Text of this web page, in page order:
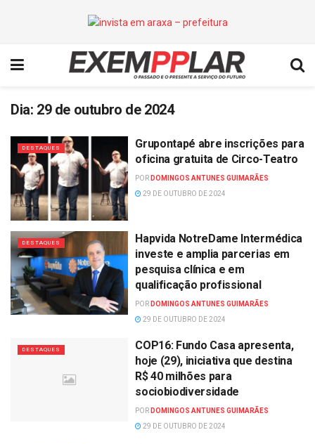
Dia: 29 de outubro de 2024
DESTAQUES
Grupontapé abre inscrições para
oficina gratuita de Circo-Teatro
POR DOMINGOS ANTUNES GUIMARÃES
29 DE OUTUBRO DE 2024
DESTAQUES
Hapvida NotreDame Intermédica
investe e amplia parcerias em
pesquisa clínica e em
qualificação profissional
POR DOMINGOS ANTUNES GUIMARÃES
29 DE OUTUBRO DE 2024
DESTAQUES
COP16: Fundo Casa apresenta,
hoje (29), iniciativa que destina
R$ 40 milhões para
sociobiodiversidade
POR DOMINGOS ANTUNES GUIMARÃES
29 DE OUTUBRO DE 2024